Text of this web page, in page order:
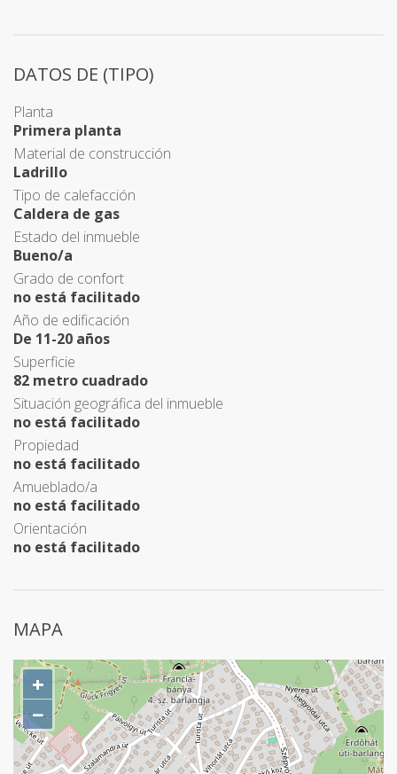
DATOS DE (TIPO)
Planta
Primera planta
Material de construcción
Ladrillo
Tipo de calefacción
Caldera de gas
Estado del inmueble
Bueno/a
Grado de confort
no está facilitado
Año de edificación
De 11-20 años
Superficie
82 metro cuadrado
Situación geográfica del inmueble
no está facilitado
Propiedad
no está facilitado
Amueblado/a
no está facilitado
Orientación
no está facilitado
MAPA
+
−